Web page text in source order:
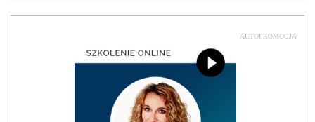
AUTOPROMOCJA